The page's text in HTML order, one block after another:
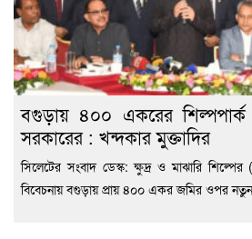
বগুড়ায় ৪০০ একরের শিল্পপার্ক
সরকারের : খন্দকার মুক্তাদির
সিলেটের সংবাদ ডেস্ক: ক্ষুদ্র ও মাঝারি
বিবেচনায় বগুড়ায় প্রায় ৪০০ একর জমির ওপর নতুন